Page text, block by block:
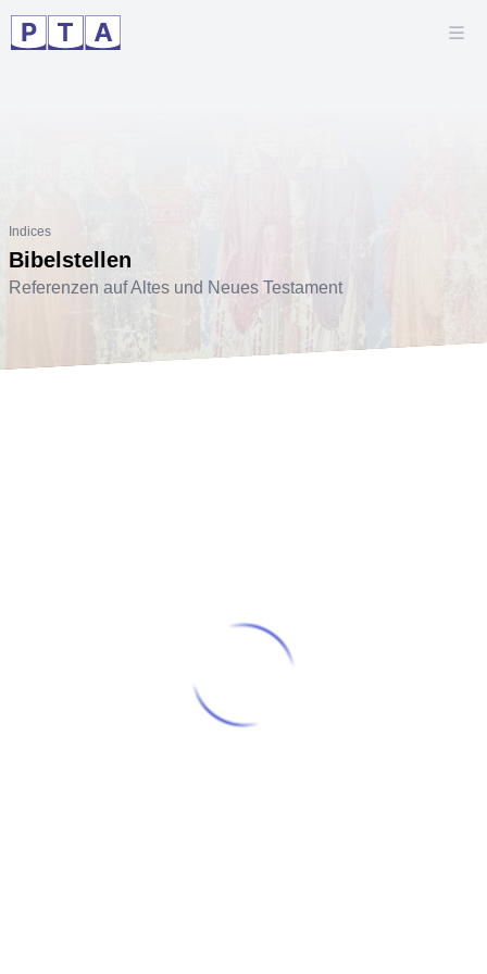
Indices
Bibelstellen
Referenzen auf Altes und Neues Testament